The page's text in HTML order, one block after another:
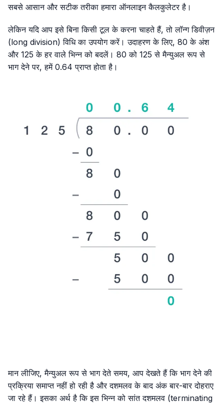
सबसे आसान और सटीक तरीका हमारा ऑनलाइन कैलकुलेटर है।
लेकिन यदि आप इसे बिना किसी टूल के करना चाहते हैं, तो लॉन्ग डिवीज़न
(long division) विधि का उपयोग करें। उदाहरण के लिए, 80 के अंश
और 125 के हर वाले भिन्न को बदलें। 80 को 125 से मैन्युअल रूप से
भाग देने पर, हमें 0.64 प्राप्त होता है।
मान लीजिए, मैन्युअल रूप से भाग देते समय, आप देखते हैं कि भाग देने की
प्रक्रिया समाप्त नहीं हो रही है और दशमलव के बाद अंक बार-बार दोहराए
जा रहे हैं। इसका अर्थ है कि इस भिन्न को सांत दशमलव (terminating